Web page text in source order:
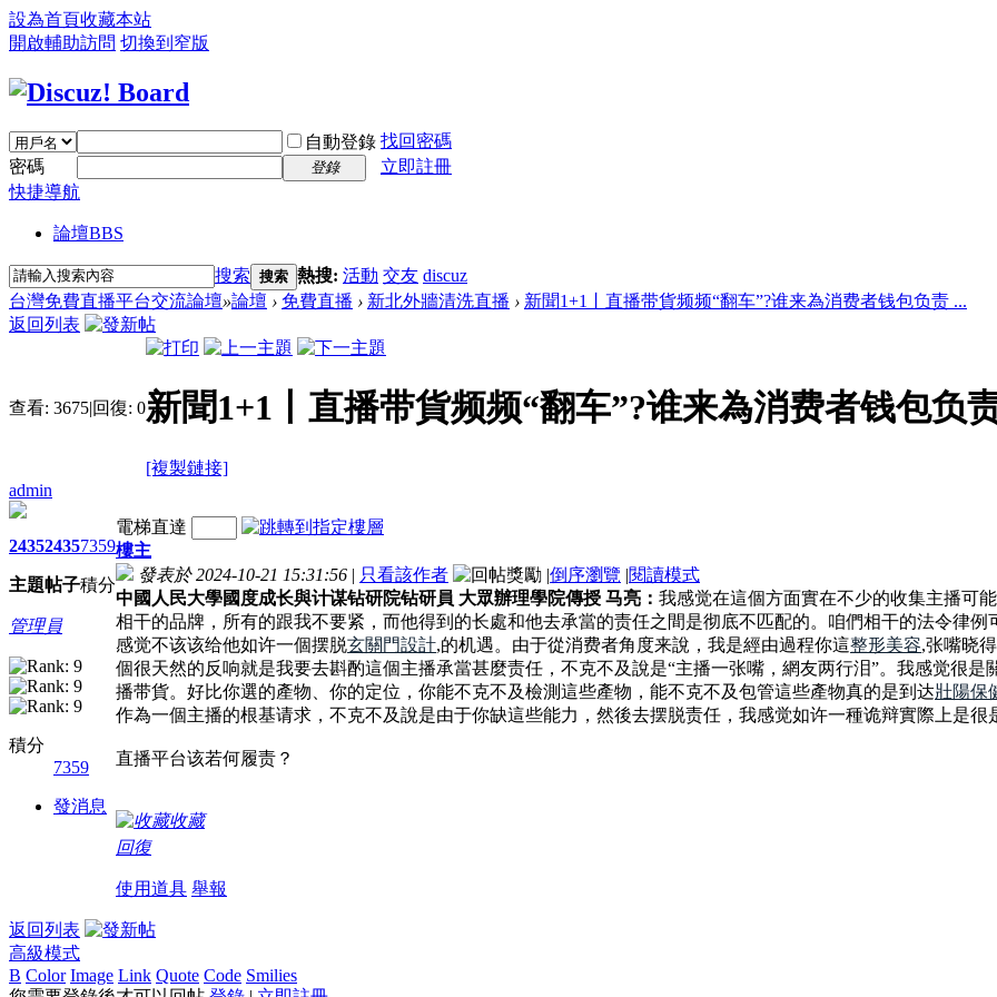
設為首頁收藏本站
開啟輔助訪問 切換到窄版
自動登錄 找回密碼
密碼
登錄
立即註冊
快捷導航
論壇BBS
搜索 搜索 熱搜: 活動 交友 discuz
台灣免費直播平台交流論壇»論壇 › 免費直播 › 新北外牆清洗直播 › 新聞1+1丨直播带貨频频“翻车”?谁来為消费者钱包负责 ...
返回列表
查看: 3675|回復: 0新聞1+1丨直播带貨频频“翻车”?谁来為消费者钱包负
[複製鏈接]
admin
2435
主題
2435
帖子
7359
積分
管理員
積分
7359
發消息
電梯直達
樓主
發表於 2024-10-21 15:31:56 | 只看該作者 |倒序瀏覽 |閱讀模式
中國人民大學國度成长與计谋钻研院钻研員 大眾辦理學院傳授 马亮： 我感觉在這個方面實在不少的收集主播可
相干的品牌，所有的跟我不要紧，而他得到的长處和他去承當的责任之間是彻底不匹配的。咱們相干的法令律
感觉不该该给他如许一個摆脱玄關門設計,的机遇。由于從消费者角度来說，我是經由過程你這整形美容,张嘴晓
個很天然的反响就是我要去斟酌這個主播承當甚麼责任，不克不及說是“主播一张嘴，網友两行泪”。我感觉很
播带貨。好比你選的產物、你的定位，你能不克不及檢測這些產物，能不克不及包管這些產物真的是到达壯陽保
作為一個主播的根基请求，不克不及說是由于你缺這些能力，然後去摆脱责任，我感觉如许一種诡辩實際上是
直播平台该若何履责？
收藏
回復
使用道具 舉報
返回列表
高級模式
B Color Image Link Quote Code Smilies